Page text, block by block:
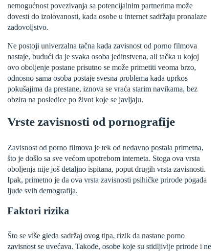
nemogućnost povezivanja sa potencijalnim partnerima može
dovesti do izolovanosti, kada osobe u internet sadržaju pronalaze
zadovoljstvo.
Ne postoji univerzalna tačna kada zavisnost od porno filmova
nastaje, budući da je svaka osoba jedinstvena, ali tačka u kojoj
ovo oboljenje postane prisutno se može primetiti veoma brzo,
odnosno sama osoba postaje svesna problema kada uprkos
pokušajima da prestane, iznova se vraća starim navikama, bez
obzira na posledice po život koje se javljaju.
Vrste zavisnosti od pornografije
Zavisnost od porno filmova je tek od nedavno postala primetna,
što je došlo sa sve većom upotrebom interneta. Stoga ova vrsta
oboljenja nije još detaljno ispitana, poput drugih vrsta zavisnosti.
Ipak, primetno je da ova vrsta zavisnosti psihičke prirode pogađa
ljude svih demografija.
Faktori rizika
Što se više gleda sadržaj ovog tipa, rizik da nastane porno
zavisnost se uvećava. Takođe, osobe koje su stidljivije prirode i ne